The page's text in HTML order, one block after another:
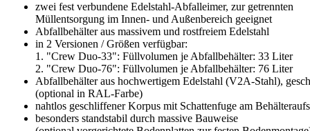
zwei fest verbundene Edelstahl-Abfalleimer, zur getrennten
Müllentsorgung im Innen- und Außenbereich geeignet
Abfallbehälter aus massivem und rostfreiem Edelstahl
in 2 Versionen / Größen verfügbar:
1. "Crew Duo-33": Füllvolumen je Abfallbehälter: 33 Liter
2. "Crew Duo-76": Füllvolumen je Abfallbehälter: 76 Liter
Abfallbehälter aus hochwertigem Edelstahl (V2A-Stahl),
(optional in RAL-Farbe)
nahtlos geschliffener Korpus mit Schattenfuge am
besonders standstabil durch massive Bauweise